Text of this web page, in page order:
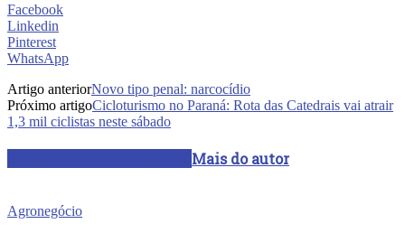
Facebook
Linkedin
Pinterest
WhatsApp
Artigo anteriorNovo tipo penal: narcocídio
Próximo artigoCicloturismo no Paraná: Rota das Catedrais vai atrair
1,3 mil ciclistas neste sábado
Mais do autor
Agronegócio